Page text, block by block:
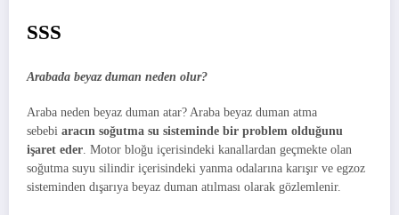
SSS
Arabada beyaz duman neden olur?
Araba neden beyaz duman atar? Araba beyaz duman atma
sebebi aracın soğutma su sisteminde bir problem olduğunu
işaret eder. Motor bloğu içerisindeki kanallardan geçmekte olan
soğutma suyu silindir içerisindeki yanma odalarına karışır ve egzoz
sisteminden dışarıya beyaz duman atılması olarak gözlemlenir.